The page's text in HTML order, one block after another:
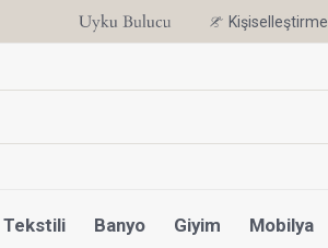
Taksit Ayrıcalığı Kişiselleştirme
Tekstili Banyo Giyim Mobilya